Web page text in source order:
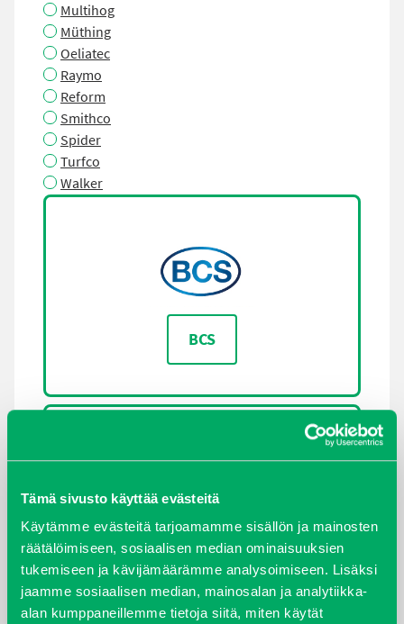
Tämä sivusto käyttää evästeitä
Käytämme evästeitä tarjoamamme sisällön ja mainosten
räätälöimiseen, sosiaalisen median ominaisuuksien
tukemiseen ja kävijämäärämme analysoimiseen. Lisäksi
jaamme sosiaalisen median, mainosalan ja analytiikka-
alan kumppaneillemme tietoja siitä, miten käytät
Multihog
Müthing
Oeliatec
Raymo
Reform
Smithco
Spider
Turfco
Walker
BCS
BELROBOTICS